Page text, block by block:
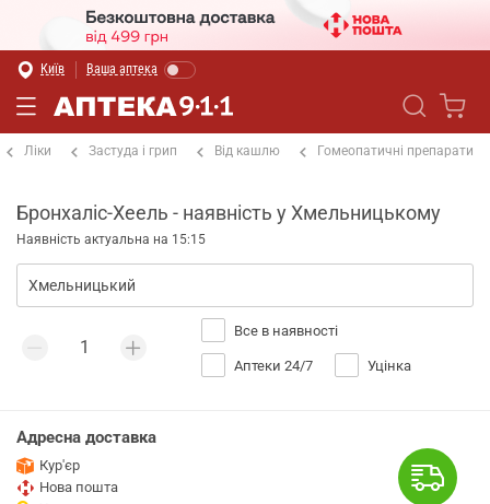
Київ Ваша аптека
Ліки Застуда і грип Від кашлю Гомеопатичні препарати
Бронхаліс-Хеель - наявність у Хмельницькому
Наявність актуальна на 15:15
Все в наявності
Аптеки 24/7 Уцінка
Адресна доставка
Кур'єр
Нова пошта